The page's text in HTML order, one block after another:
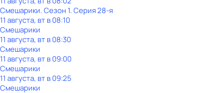
Смешарики. Сезон 1. Серия 28-я
11 августа, вт в 08:10
Смешарики
11 августа, вт в 08:30
Смешарики
11 августа, вт в 09:00
Смешарики
11 августа, вт в 09:25
Смешарики